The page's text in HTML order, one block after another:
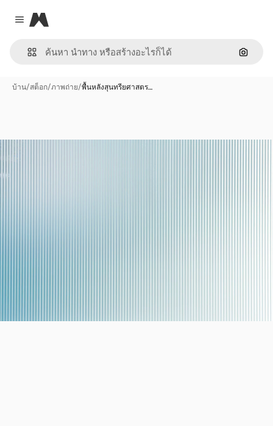
Close menu
Magnific
ค้นหา
บ้าน/สต็อก/ภาพถ่าย/พื้นหลังสุนทรียศาสตร…